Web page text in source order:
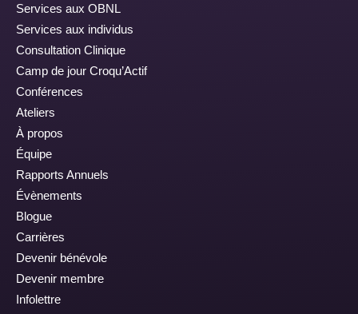
Services aux OBNL
Services aux individus
Consultation Clinique
Camp de jour Croqu’Actif
Conférences
Ateliers
À propos
Équipe
Rapports Annuels
Évènements
Blogue
Carrières
Devenir bénévole
Devenir membre
Infolettre